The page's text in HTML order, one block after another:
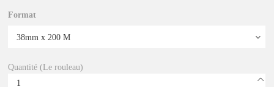
Format
Quantité (Le rouleau)